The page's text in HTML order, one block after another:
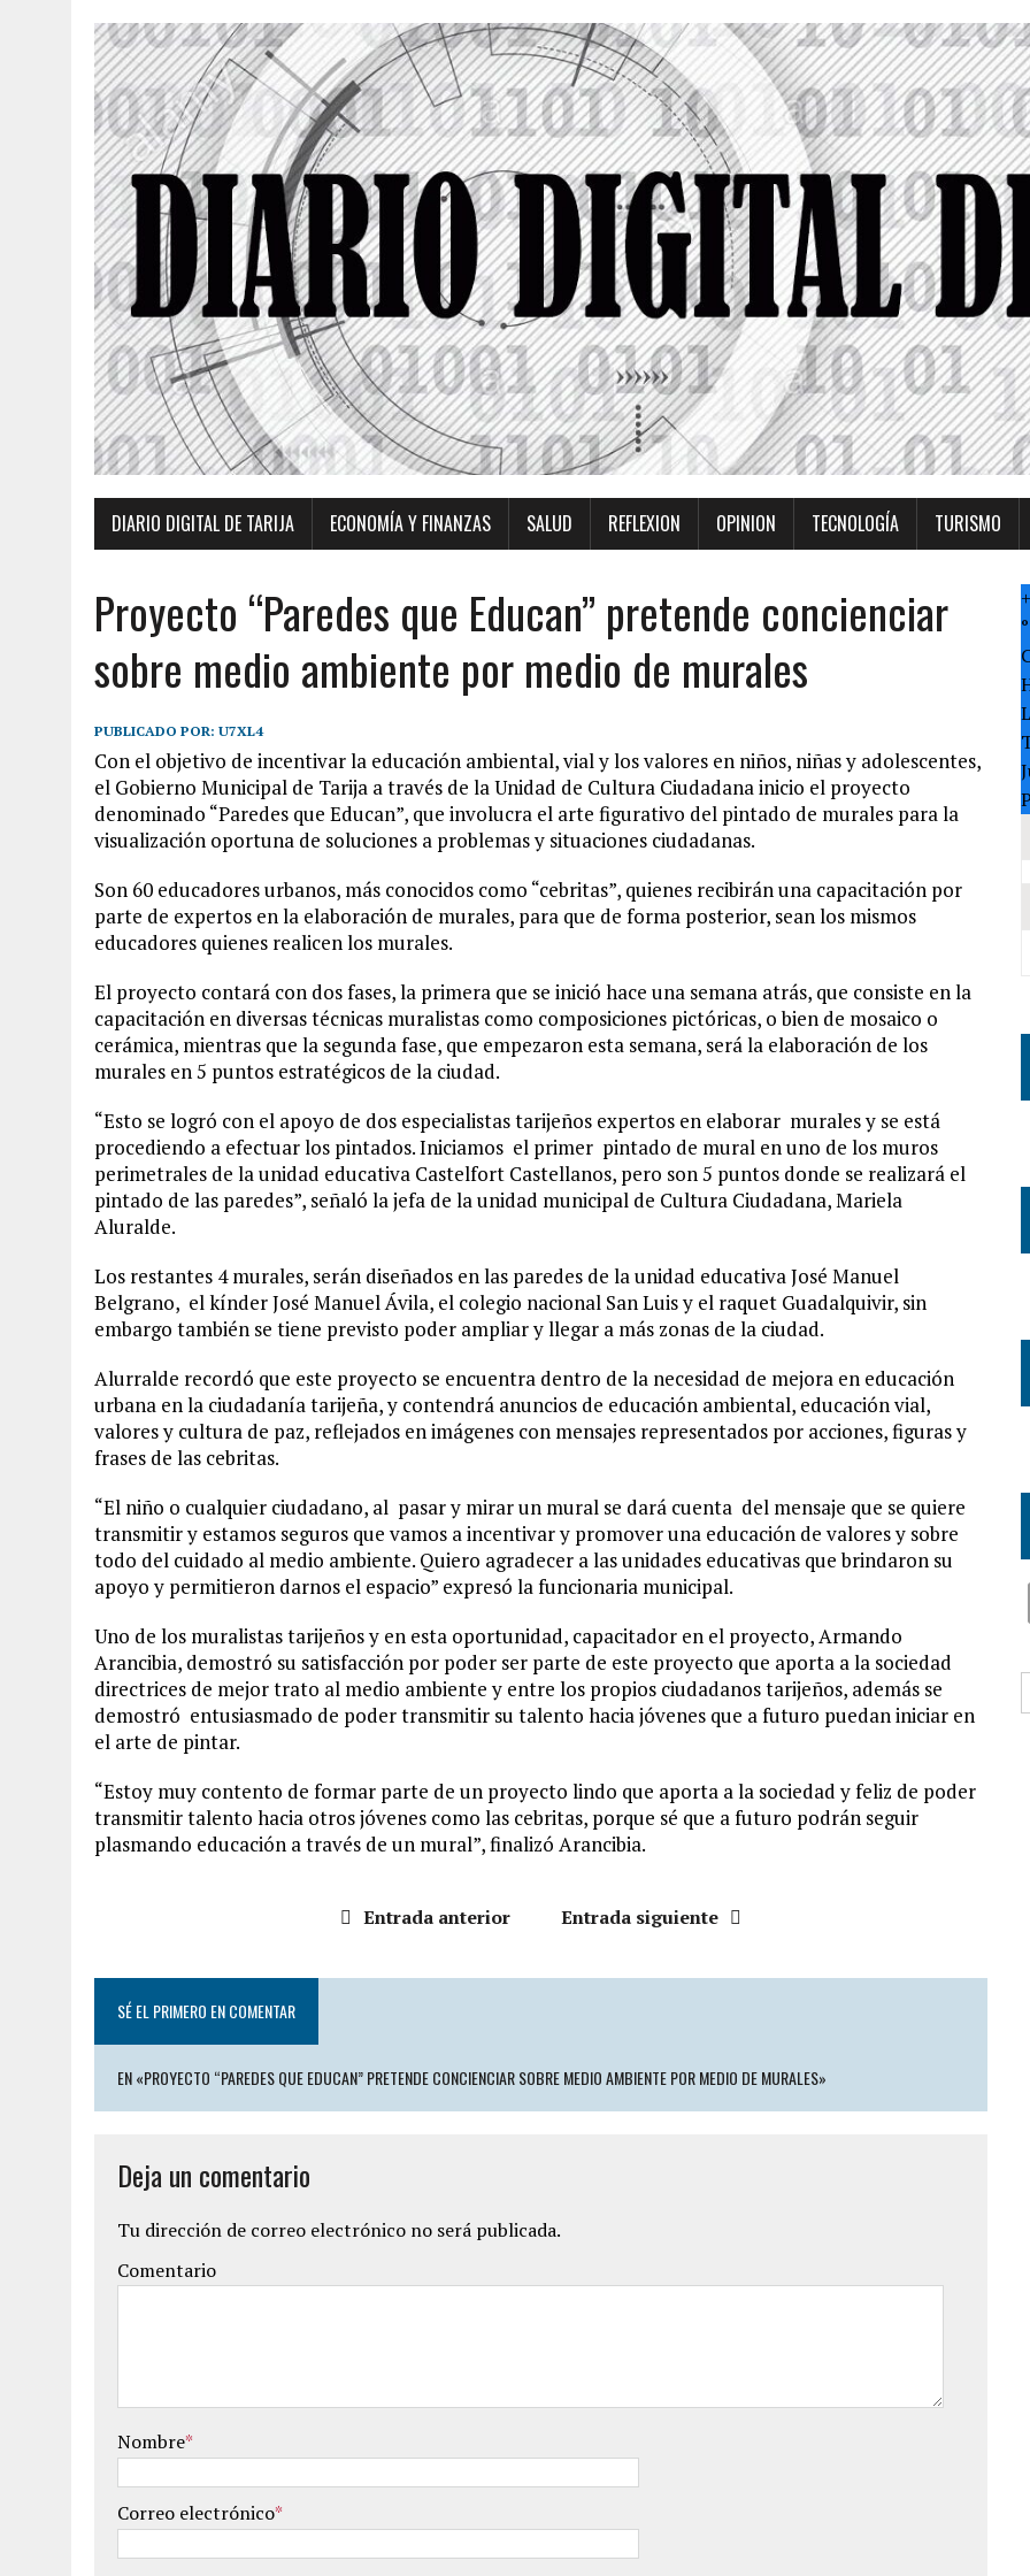
DIARIO DIGITAL DE TARIJA ECONOMÍA Y FINANZAS SALUD REFLEXION OPINION TECNOLOGÍA TURISMO
Proyecto “Paredes que Educan” pretende concienciar
sobre medio ambiente por medio de murales
PUBLICADO POR: U7XL4
Con el objetivo de incentivar la educación ambiental, vial y los valores en niños, niñas y adolescentes,
el Gobierno Municipal de Tarija a través de la Unidad de Cultura Ciudadana inicio el proyecto
denominado “Paredes que Educan”, que involucra el arte figurativo del pintado de murales para la
visualización oportuna de soluciones a problemas y situaciones ciudadanas.
Son 60 educadores urbanos, más conocidos como “cebritas”, quienes recibirán una capacitación por
parte de expertos en la elaboración de murales, para que de forma posterior, sean los mismos
educadores quienes realicen los murales.
El proyecto contará con dos fases, la primera que se inició hace una semana atrás, que consiste en la
capacitación en diversas técnicas muralistas como composiciones pictóricas, o bien de mosaico o
cerámica, mientras que la segunda fase, que empezaron esta semana, será la elaboración de los
murales en 5 puntos estratégicos de la ciudad.
“Esto se logró con el apoyo de dos especialistas tarijeños expertos en elaborar murales y se está
procediendo a efectuar los pintados. Iniciamos el primer pintado de mural en uno de los muros
perimetrales de la unidad educativa Castelfort Castellanos, pero son 5 puntos donde se realizará el
pintado de las paredes”, señaló la jefa de la unidad municipal de Cultura Ciudadana, Mariela
Aluralde.
Los restantes 4 murales, serán diseñados en las paredes de la unidad educativa José Manuel
Belgrano, el kínder José Manuel Ávila, el colegio nacional San Luis y el raquet Guadalquivir, sin
embargo también se tiene previsto poder ampliar y llegar a más zonas de la ciudad.
Alurralde recordó que este proyecto se encuentra dentro de la necesidad de mejora en educación
urbana en la ciudadanía tarijeña, y contendrá anuncios de educación ambiental, educación vial,
valores y cultura de paz, reflejados en imágenes con mensajes representados por acciones, figuras y
frases de las cebritas.
“El niño o cualquier ciudadano, al pasar y mirar un mural se dará cuenta del mensaje que se quiere
transmitir y estamos seguros que vamos a incentivar y promover una educación de valores y sobre
todo del cuidado al medio ambiente. Quiero agradecer a las unidades educativas que brindaron su
apoyo y permitieron darnos el espacio” expresó la funcionaria municipal.
Uno de los muralistas tarijeños y en esta oportunidad, capacitador en el proyecto, Armando
Arancibia, demostró su satisfacción por poder ser parte de este proyecto que aporta a la sociedad
directrices de mejor trato al medio ambiente y entre los propios ciudadanos tarijeños, además se
demostró entusiasmado de poder transmitir su talento hacia jóvenes que a futuro puedan iniciar en
el arte de pintar.
“Estoy muy contento de formar parte de un proyecto lindo que aporta a la sociedad y feliz de poder
transmitir talento hacia otros jóvenes como las cebritas, porque sé que a futuro podrán seguir
plasmando educación a través de un mural”, finalizó Arancibia.
Entrada anterior Entrada siguiente
SÉ EL PRIMERO EN COMENTAR
EN «PROYECTO “PAREDES QUE EDUCAN” PRETENDE CONCIENCIAR SOBRE MEDIO AMBIENTE POR MEDIO DE MURALES»
Deja un comentario
Tu dirección de correo electrónico no será publicada.
Comentario
Nombre*
Correo electrónico*
+
°